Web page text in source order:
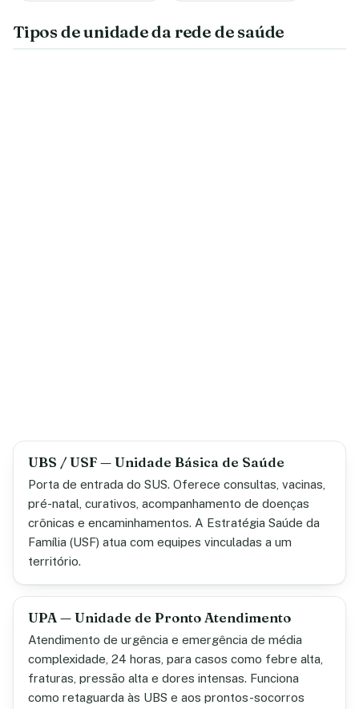
Tipos de unidade da rede de saúde
UBS / USF — Unidade Básica de Saúde
Porta de entrada do SUS. Oferece consultas, vacinas,
pré-natal, curativos, acompanhamento de doenças
crônicas e encaminhamentos. A Estratégia Saúde da
Família (USF) atua com equipes vinculadas a um
território.
UPA — Unidade de Pronto Atendimento
Atendimento de urgência e emergência de média
complexidade, 24 horas, para casos como febre alta,
fraturas, pressão alta e dores intensas. Funciona
como retaguarda às UBS e aos prontos-socorros